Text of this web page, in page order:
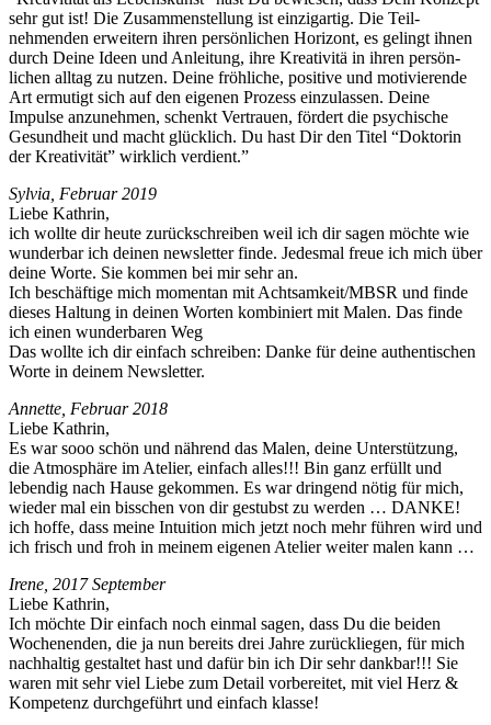
sehr gut ist! Die Zusam­men­stel­lung ist einzi­gar­tig. Die Teil­
nehmenden erweit­ern ihren per­sön­lichen Hor­i­zont, es gelingt ihnen
durch Deine Ideen und Anleitung, ihre Kreativ­itä in ihren per­sön­
lichen all­t­ag zu nutzen. Deine fröh­liche, pos­i­tive und motivierende
Art ermutigt sich auf den eige­nen Prozess einzu­lassen. Deine
Impulse anzunehmen, schenkt Ver­trauen, fördert die psy­chis­che
Gesund­heit und macht glück­lich. Du hast Dir den Titel “Dok­torin
der Kreativ­ität” wirk­lich verdient.”
Sylvia, Feb­ru­ar 2019
Liebe Kathrin,
ich wollte dir heute zurückschreiben weil ich dir sagen möchte wie
wun­der­bar ich deinen newslet­ter finde. Jedes­mal freue ich mich über
deine Worte. Sie kom­men bei mir sehr an.
Ich beschäftige mich momen­tan mit Achtsamkeit/MBSR und finde
dieses Hal­tung in deinen Worten kom­biniert mit Malen. Das finde
ich einen wun­der­baren Weg
Das wollte ich dir ein­fach schreiben: Danke für deine authen­tis­chen
Worte in deinem Newsletter.
Annette, Feb­ru­ar 2018
Liebe Kathrin,
Es war sooo schön und nährend das Malen, deine Unter­stützung,
die Atmo­sphäre im Ate­lier, ein­fach alles!!! Bin ganz erfüllt und
lebendig nach Hause gekom­men. Es war drin­gend nötig für mich,
wieder mal ein biss­chen von dir ges­tub­st zu wer­den … DANKE!
ich hoffe, dass meine Intu­ition mich jet­zt noch mehr führen wird und
ich frisch und froh in meinem eige­nen Ate­lier weit­er malen kann …
Irene, 2017 September
Liebe Kathrin,
Ich möchte Dir ein­fach noch ein­mal sagen, dass Du die bei­den
Woch­enen­den, die ja nun bere­its drei Jahre zurück­liegen, für mich
nach­haltig gestal­tet hast und dafür bin ich Dir sehr dankbar!!! Sie
waren mit sehr viel Liebe zum Detail vor­bere­it­et, mit viel Herz &
Kom­pe­tenz durchge­führt und ein­fach klasse!